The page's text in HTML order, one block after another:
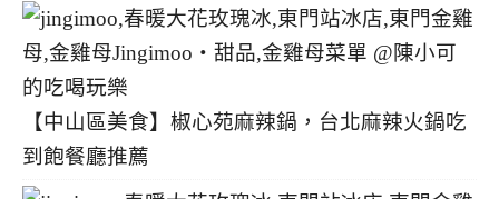
【中山區美食】椒心苑麻辣鍋，台北麻辣火鍋吃
到飽餐廳推薦